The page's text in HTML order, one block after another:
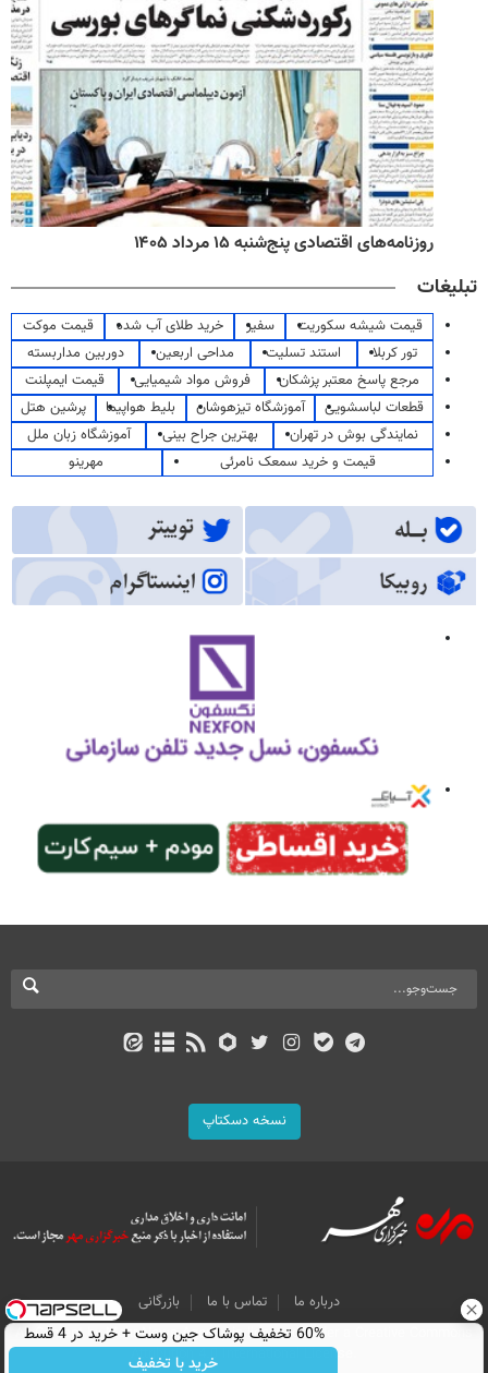
روزنامه‌های اقتصادی پنج‌شنبه ۱۵ مرداد ۱۴۰۵
تبلیغات
قیمت شیشه سکوریت سفیر خرید طلای آب شده
قیمت موکت
تور کربلا
استند تسلیت مداحی اربعین
دوربین مداربسته
مرجع پاسخ معتبر پزشکان
فروش مواد شیمیایی
قیمت ایمپلنت
قطعات لباسشویی
آموزشگاه تیزهوشان بلیط هواپیما
پرشین هتل
نمایندگی بوش در تهران
بهترین جراح بینی
آموزشگاه زبان ملل
قیمت و خرید سمعک نامرئی
مهرینو
نسخه دسکتاپ
درباره ما تماس با ما
بازرگانی
All Content by Mehr News Agency is licensed under a Creative Commons
Attribution 4.0 International License.
60% تخفیف پوشاک جین وست + خرید در 4 قسط
خرید با تخفیف